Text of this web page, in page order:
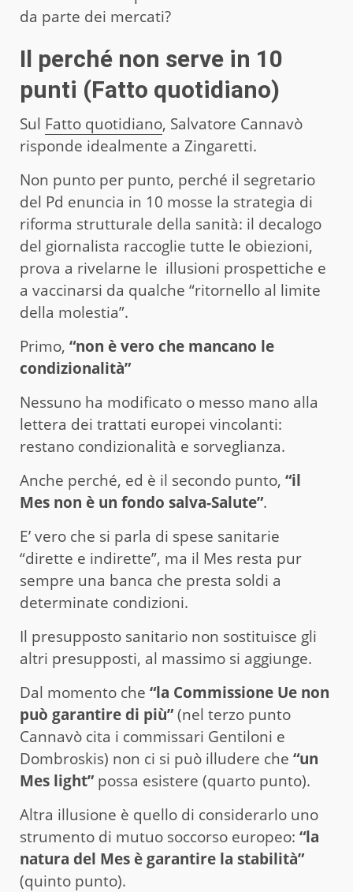
da parte dei mercati?
Il perché non serve in 10
punti (Fatto quotidiano)
Sul Fatto quotidiano, Salvatore Cannavò
risponde idealmente a Zingaretti.
Non punto per punto, perché il segretario
del Pd enuncia in 10 mosse la strategia di
riforma strutturale della sanità: il decalogo
del giornalista raccoglie tutte le obiezioni,
prova a rivelarne le illusioni prospettiche e
a vaccinarsi da qualche “ritornello al limite
della molestia”.
Primo, “non è vero che mancano le
condizionalità”
Nessuno ha modificato o messo mano alla
lettera dei trattati europei vincolanti:
restano condizionalità e sorveglianza.
Anche perché, ed è il secondo punto, “il
Mes non è un fondo salva-Salute”.
E’ vero che si parla di spese sanitarie
“dirette e indirette”, ma il Mes resta pur
sempre una banca che presta soldi a
determinate condizioni.
Il presupposto sanitario non sostituisce gli
altri presupposti, al massimo si aggiunge.
Dal momento che “la Commissione Ue non
può garantire di più”(nel terzo punto
Cannavò cita i commissari Gentiloni e
Dombroskis) non ci si può illudere che “un
Mes light” possa esistere (quarto punto).
Altra illusione è quello di considerarlo uno
strumento di mutuo soccorso europeo: “la
natura del Mes è garantire la stabilità”
(quinto punto).